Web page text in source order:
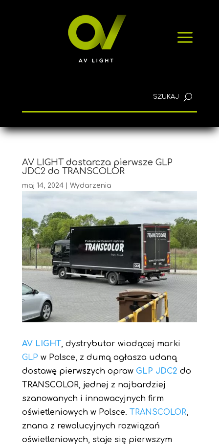
a
KONTAKT
AV LIGHT dostarcza pierwsze GLP
JDC2 do TRANSCOLOR
maj 14, 2024| Wydarzenia
AV LIGHT, dystrybutor wiodącej marki
GLP w Polsce, z dumą ogłasza udaną
dostawę pierwszych opraw GLP JDC2 do
TRANSCOLOR, jednej z najbardziej
szanowanych i innowacyjnych firm
oświetleniowych w Polsce. TRANSCOLOR,
znana z rewolucyjnych rozwiązań
oświetleniowych, staje się pierwszym